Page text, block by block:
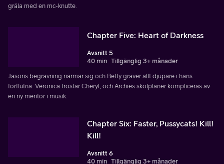
gräla med en mc-knutte.
Chapter Five: Heart of Darkness
Avsnitt 5
40 min Tillgänglig 3+ månader
Jasons begravning närmar sig och Betty gräver allt djupare i hans
förflutna. Veronica tröstar Cheryl, och Archies skolplaner kompliceras av
en ny mentor i musik.
Chapter Six: Faster, Pussycats! Kill!
Kill!
Avsnitt 6
40 min Tillgänglig 3+ månader